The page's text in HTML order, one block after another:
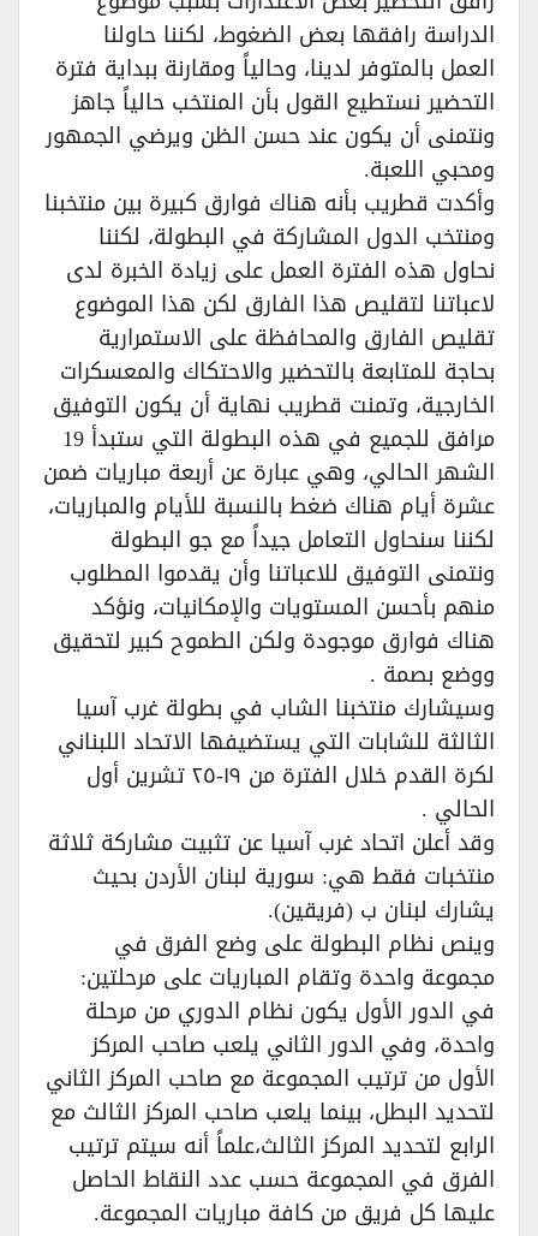
الدراسة رافقها بعض الضغوط، لكننا حاولنا
العمل بالمتوفر لدينا، وحالياً ومقارنة ببداية فترة
التحضير نستطيع القول بأن المنتخب حالياً جاهز
ونتمنى أن يكون عند حسن الظن ويرضي الجمهور
ومحبي اللعبة.
وأكدت قطريب بأنه هناك فوارق كبيرة بين منتخبنا
ومنتخب الدول المشاركة في البطولة، لكننا
نحاول هذه الفترة العمل على زيادة الخبرة لدى
لاعباتنا لتقليص هذا الفارق لكن هذا الموضوع
تقليص الفارق والمحافظة على الاستمرارية
بحاجة للمتابعة بالتحضير والاحتكاك والمعسكرات
الخارجية، وتمنت قطريب نهاية أن يكون التوفيق
مرافق للجميع في هذه البطولة التي ستبدأ 19
الشهر الحالي، وهي عبارة عن أربعة مباريات ضمن
عشرة أيام هناك ضغط بالنسبة للأيام والمباريات،
لكننا سنحاول التعامل جيداً مع جو البطولة
ونتمنى التوفيق للاعباتنا وأن يقدموا المطلوب
منهم بأحسن المستويات والإمكانيات، ونؤكد
هناك فوارق موجودة ولكن الطموح كبير لتحقيق
ووضع بصمة .
وسيشارك منتخبنا الشاب في بطولة غرب آسيا
الثالثة للشابات التي يستضيفها الاتحاد اللبناني
لكرة القدم خلال الفترة من ١٩-٢٥ تشرين أول
الحالي .
وقد أعلن اتحاد غرب آسيا عن تثبيت مشاركة ثلاثة
منتخبات فقط هي: سورية لبنان الأردن بحيث
يشارك لبنان ب (فريقين).
وينص نظام البطولة على وضع الفرق في
مجموعة واحدة وتقام المباريات على مرحلتين:
في الدور الأول يكون نظام الدوري من مرحلة
واحدة، وفي الدور الثاني يلعب صاحب المركز
الأول من ترتيب المجموعة مع صاحب المركز الثاني
لتحديد البطل، بينما يلعب صاحب المركز الثالث مع
الرابع لتحديد المركز الثالث،علماً أنه سيتم ترتيب
الفرق في المجموعة حسب عدد النقاط الحاصل
عليها كل فريق من كافة مباريات المجموعة.